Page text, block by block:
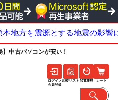
中古パソコンが安い！
ログイン
会員登録
比較リスト 閲覧履歴 カート